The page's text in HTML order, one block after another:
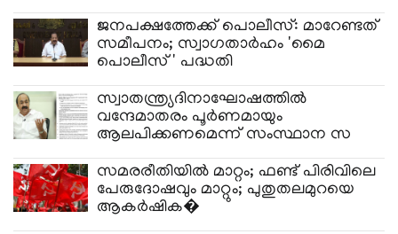
ജനപക്ഷത്തേക്ക് പൊലീസ്: മാറേണ്ടത്
സമീപനം; സ്വാഗതാർഹം 'മൈ
പൊലീസ്' പദ്ധതി
സ്വാതന്ത്ര്യദിനാഘോഷത്തിൽ
വന്ദേമാതരം പൂർണമായും
ആലപിക്കണമെന്ന് സംസ്ഥാന സ
സമരരീതിയിൽ മാറ്റം; ഫണ്ട് പിരിവിലെ
പേരുദോഷവും മാറ്റും; പുതുതലമുറയെ
ആകർഷിക�